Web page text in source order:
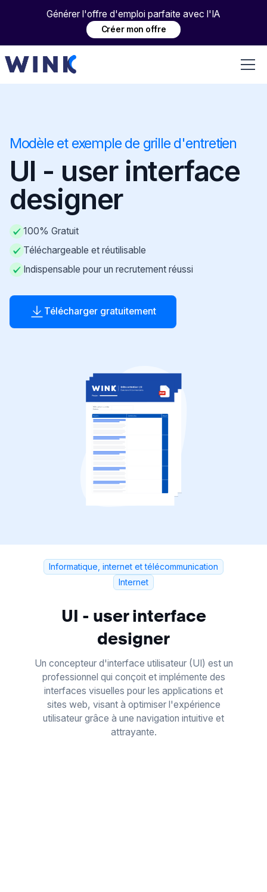
Générer l'offre d'emploi parfaite avec l'IA
Créer mon offre
Modèle et exemple de grille d'entretien
UI - user interface
designer
100% Gratuit
Téléchargeable et réutilisable
Indispensable pour un recrutement réussi
Télécharger gratuitement
Informatique, internet et télécommunication
Internet
UI - user interface
designer
Un concepteur d'interface utilisateur (UI) est un
professionnel qui conçoit et implémente des
interfaces visuelles pour les applications et
sites web, visant à optimiser l'expérience
utilisateur grâce à une navigation intuitive et
attrayante.